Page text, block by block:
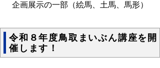
企画展示の一部（絵馬、土馬、馬形）
令和８年度鳥取まいぶん講座を開
催します！